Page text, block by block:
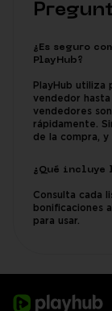
¿Es seguro
PlayHub?
PlayHub utiliza
vendedor
vendedores
rápidamente.
de la compra, y
¿Qué incluye
Consulta cada
bonificaciones
para usar.